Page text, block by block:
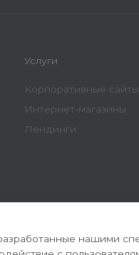
Услуги
Корпоративные сайты
Интернет-магазины
Лендинги
нашими